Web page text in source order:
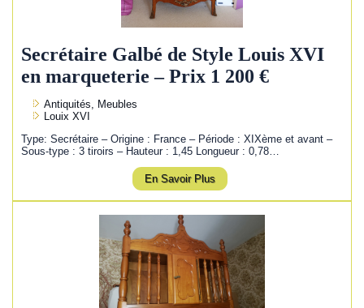
Secrétaire Galbé de Style Louis XVI
en marqueterie – Prix 1 200 €
Antiquités, Meubles
Louix XVI
Type: Secrétaire – Origine : France – Période : XIXème et avant –
Sous-type : 3 tiroirs – Hauteur : 1,45 Longueur : 0,78…
En Savoir Plus